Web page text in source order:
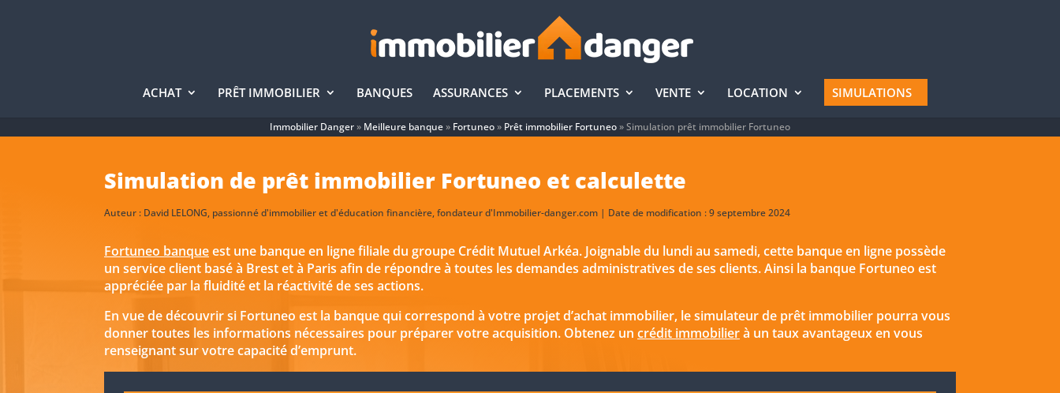
ACHAT PRÊT IMMOBILIER BANQUES ASSURANCES PLACEMENTS VENTE LOCATION SIMULATIONS
Immobilier Danger» Meilleure banque» Fortuneo» Prêt immobilier Fortuneo»Simulation prêt immobilier Fortuneo
Simulation de prêt immobilier Fortuneo et calculette
Auteur : David LELONG, passionné d'immobilier et d'éducation financière, fondateur d'Immobilier-danger.com | Date de modification : 9 septembre 2024
Fortuneo banqueest une banque en ligne filiale du groupe Crédit Mutuel Arkéa. Joignable du lundi au samedi, cette banque en ligne possède
un service client basé à Brest et à Paris afin de répondre à toutes les demandes administratives de ses clients. Ainsi la banque Fortuneo est
appréciée par la fluidité et la réactivité de ses actions.
En vue de découvrir si Fortuneo est la banque qui correspond à votre projet d’achat immobilier, le simulateur de prêt immobilier pourra vous
donner toutes les informations nécessaires pour préparer votre acquisition. Obtenez un crédit immobilierà un taux avantageux en vous
renseignant sur votre capacité d’emprunt.